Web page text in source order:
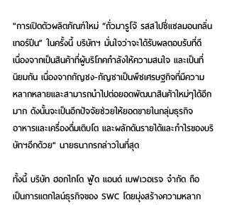
"การเปิดตัวผลิตภัณฑ์ใหม่ “ถั่วมารูโจ้ รสสไปซี่แซลมอนกลิ่น
เทอร์ปีน” ในครั้งนี้ บริษัทฯ มั่นใจว่าจะได้รับผลตอบรับที่ดี
เนื่องจากเป็นสินค้าที่ผู้บริโภคกำลังให้ความสนใจ และเป็นที่
นิยมกัน เนื่องจากกัญชง-กัญชาเป็นพืชเศรษฐกิจที่มีความ
หลากหลายและสามารถนำไปต่อยอดพัฒนาสินค้าใหม่ๆได้อีก
มาก ดังนั้นจะเป็นอีกปัจจัยช่วยให้ยอดขายในกลุ่มธุรกิจ
อาหารและเครื่องดื่มเติบโต และผลักดันรายได้และกำไรของบริ
ษัทฯอีกด้วย" นายธนากรกล่าวในที่สุด
ทั้งนี้ บริษัท ฮอกไกโด ฟู้ด แอนด์ เบฟเวอเรจ จำกัด ถือ
เป็นการแตกไลน์ธุรกิจของ SWC โดยมุ่งสร้างความหลาก